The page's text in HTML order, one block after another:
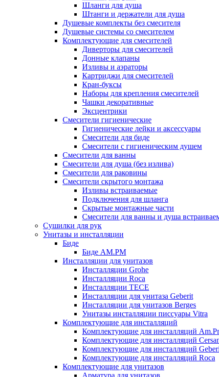
Шланги для душа
Штанги и держатели для душа
Душевые комплекты без смесителя
Душевые системы со смесителем
Комплектующие для смесителей
Диверторы для смесителей
Донные клапаны
Изливы и аэраторы
Картриджи для смесителей
Кран-буксы
Наборы для крепления смесителей
Чашки декоративные
Эксцентрики
Смесители гигиенические
Гигиенические лейки и аксессуары
Смесители для биде
Смесители с гигиеническим душем
Смесители для ванны
Смесители для душа (без излива)
Смесители для раковины
Смесители скрытого монтажа
Изливы встраиваемые
Подключения для шланга
Скрытые монтажные части
Смесители для ванны и душа
Сушилки для рук
Унитазы и инсталляции
Биде
Биде AM.PM
Инсталляции для унитазов
Инсталляции Grohe
Инсталляции Roca
Инсталляции TECE
Инсталляции для унитаза Geberit
Инсталляции для унитазов Berges
Унитазы инсталляции писсуары Vitra
Комплектующие для инсталляций
Комплектующие для инсталляций
Комплектующие для инсталляций
Комплектующие для инсталляций
Комплектующие для инсталляций Roca
Комплектующие для унитазов